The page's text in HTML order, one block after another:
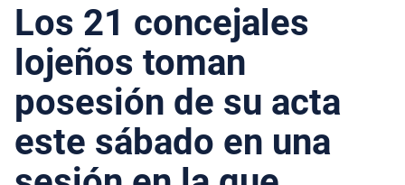
Los 21 concejales
lojeños toman
posesión de su acta
este sábado en una